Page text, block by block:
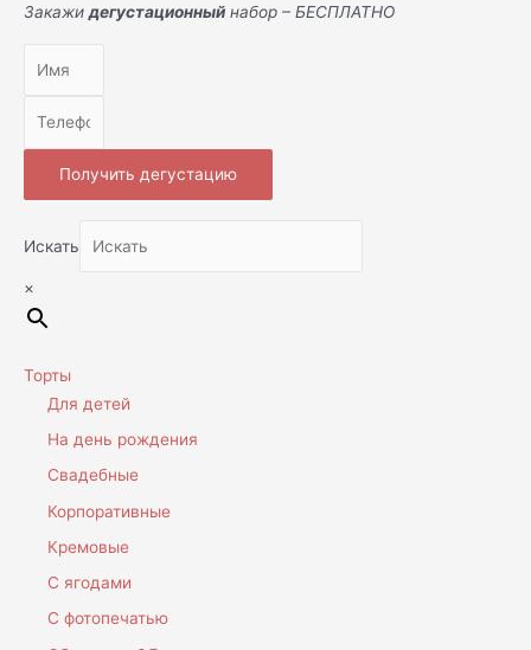
Закажи дегустационный набор – БЕСПЛАТНО
Получить дегустацию
Искать
×
Торты
Для детей
На день рождения
Свадебные
Корпоративные
Кремовые
С ягодами
С фотопечатью